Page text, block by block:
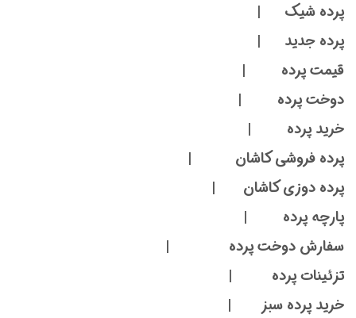
پرده شیک |
پرده جدید |
قیمت پرده |
دوخت پرده |
خرید پرده |
پرده فروشی کاشان |
پرده دوزی کاشان |
پارچه پرده |
سفارش دوخت پرده |
تزئینات پرده |
خرید پرده سبز |